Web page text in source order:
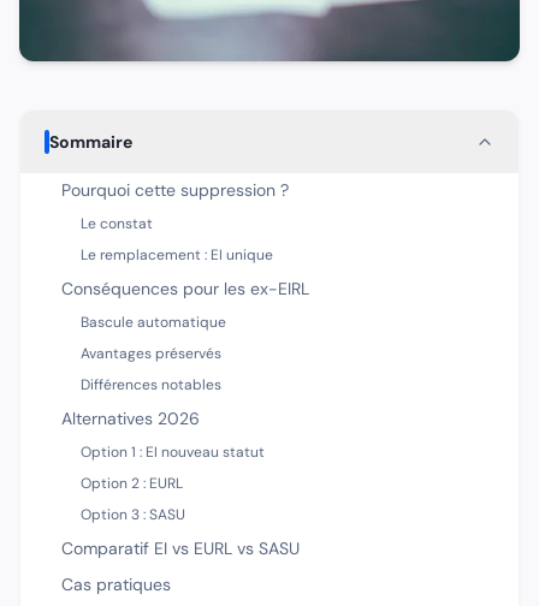
Sommaire
Pourquoi cette suppression ?
Le constat
Le remplacement : EI unique
Conséquences pour les ex-EIRL
Bascule automatique
Avantages préservés
Différences notables
Alternatives 2026
Option 1 : EI nouveau statut
Option 2 : EURL
Option 3 : SASU
Comparatif EI vs EURL vs SASU
Cas pratiques